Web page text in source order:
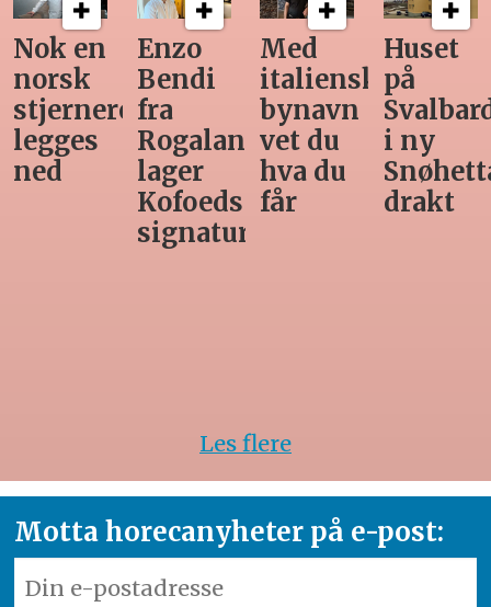
Nok en
norsk
stjernerestaurant
legges
ned
Enzo
Bendi
fra
Rogaland
lager
Kofoeds
signaturrett
Med
italiensk
bynavn
vet du
hva du
får
Huset
på
i ny
drakt
Les flere
Motta horecanyheter på e-post: